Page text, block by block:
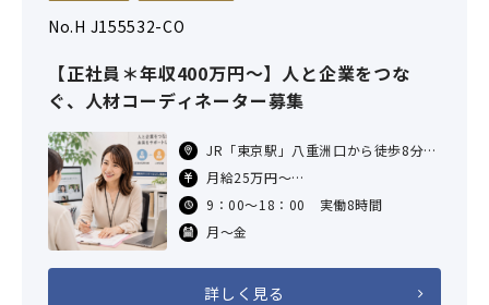
No.H J155532-CO
【正社員＊年収400万円～】人と企業をつな
ぐ、人材コーディネーター募集
JR「東京駅」八重洲口から徒歩8分
東京メトロ「京橋駅」6番出口から徒
歩6分
東京メトロ「日本橋駅」B1出口から
徒
月給25万円～
※固定残業代月20時間分、4万円を含
む。超過分は追加支給。
想定年収400万円～＊経験スキルによ
9：00～18：00 実働8時間
月～金
詳しく見る